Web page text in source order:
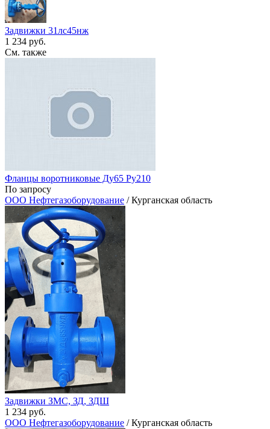
Задвижки 31лс45нж
1 234 руб.
См. также
Фланцы воротниковые Ду65 Ру210
По запросу
ООО Нефтегазоборудование / Курганская область
Задвижки ЗМС, ЗД, ЗДШ
1 234 руб.
ООО Нефтегазоборудование / Курганская область